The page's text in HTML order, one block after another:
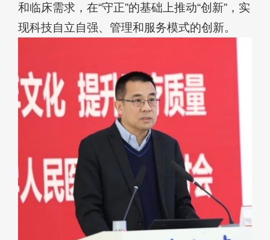
和临床需求，在“守正”的基础上推动“创新”，实
现科技自立自强、管理和服务模式的创新。